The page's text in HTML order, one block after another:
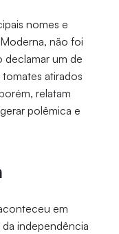
nomes e
não foi
declamar um de
atirados
relatam
polêmica e
em
independência